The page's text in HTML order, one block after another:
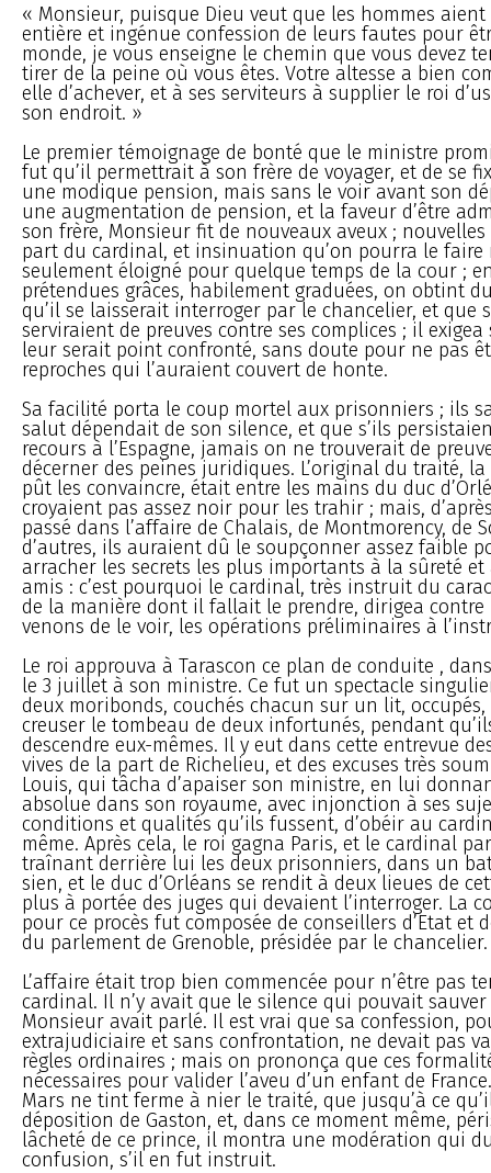
« Monsieur, puisque Dieu veut que les hommes
entière et ingénue confession de leurs fautes pour
monde, je vous enseigne le chemin que vous devez
tirer de la peine où vous êtes. Votre altesse a bien
elle d’achever, et à ses serviteurs à supplier le roi
son endroit. »
Le premier témoignage de bonté que le ministre
fut qu’il permettrait à son frère de voyager, et de se
une modique pension, mais sans le voir avant son
une augmentation de pension, et la faveur d’être
son frère, Monsieur fit de nouveaux aveux ;
part du cardinal, et insinuation qu’on pourra le faire
seulement éloigné pour quelque temps de la cour ;
prétendues grâces, habilement graduées, on obtint
qu’il se laisserait interroger par le chancelier, et que
serviraient de preuves contre ses complices ; il
leur serait point confronté, sans doute pour ne pas
reproches qui l’auraient couvert de honte.
Sa facilité porta le coup mortel aux prisonniers ; ils
salut dépendait de son silence, et que s’ils
recours à l’Espagne, jamais on ne trouverait de
décerner des peines juridiques. L’original du traité,
pût les convaincre, était entre les mains du duc
croyaient pas assez noir pour les trahir ; mais,
passé dans l’affaire de Chalais, de Montmorency, de
d’autres, ils auraient dû le soupçonner assez faible
arracher les secrets les plus importants à la sûreté et
amis : c’est pourquoi le cardinal, très instruit du
de la manière dont il fallait le prendre, dirigea contre
venons de le voir, les opérations préliminaires à
Le roi approuva à Tarascon ce plan de conduite ,
le 3 juillet à son ministre. Ce fut un spectacle
deux moribonds, couchés chacun sur un lit,
creuser le tombeau de deux infortunés, pendant
descendre eux-mêmes. Il y eut dans cette entrevue
vives de la part de Richelieu, et des excuses très
Louis, qui tâcha d’apaiser son ministre, en lui
absolue dans son royaume, avec injonction à ses
conditions et qualités qu’ils fussent, d’obéir au
même. Après cela, le roi gagna Paris, et le cardinal
traînant derrière lui les deux prisonniers, dans un
sien, et le duc d’Orléans se rendit à deux lieues de
plus à portée des juges qui devaient l’interroger. La
pour ce procès fut composée de conseillers d’Etat et
du parlement de Grenoble, présidée par le chancelier.
L’affaire était trop bien commencée pour n’être pas
cardinal. Il n’y avait que le silence qui pouvait
Monsieur avait parlé. Il est vrai que sa confession,
extrajudiciaire et sans confrontation, ne devait pas
règles ordinaires ; mais on prononça que ces
nécessaires pour valider l’aveu d’un enfant de
Mars ne tint ferme à nier le traité, que jusqu’à ce
déposition de Gaston, et, dans ce moment même,
lâcheté de ce prince, il montra une modération qui
confusion, s’il en fut instruit.